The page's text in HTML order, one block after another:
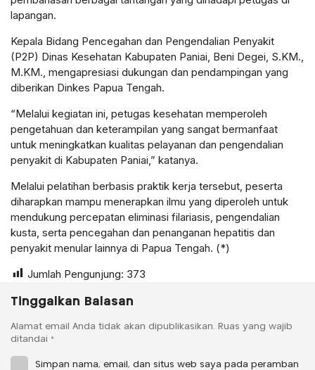
lapangan.
Kepala Bidang Pencegahan dan Pengendalian Penyakit
(P2P) Dinas Kesehatan Kabupaten Paniai, Beni Degei, S.KM.,
M.KM., mengapresiasi dukungan dan pendampingan yang
diberikan Dinkes Papua Tengah.
“Melalui kegiatan ini, petugas kesehatan memperoleh
pengetahuan dan keterampilan yang sangat bermanfaat
untuk meningkatkan kualitas pelayanan dan pengendalian
penyakit di Kabupaten Paniai,” katanya.
Melalui pelatihan berbasis praktik kerja tersebut, peserta
diharapkan mampu menerapkan ilmu yang diperoleh untuk
mendukung percepatan eliminasi filariasis, pengendalian
kusta, serta pencegahan dan penanganan hepatitis dan
penyakit menular lainnya di Papua Tengah. (*)
Jumlah Pengunjung: 373
Tinggalkan Balasan
Alamat email Anda tidak akan dipublikasikan.
Ruas yang wajib
ditandai *
Simpan nama, email, dan situs web saya pada peramban